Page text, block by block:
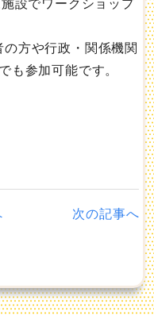
方や行政・関係機関
も参加可能です。
次の記事へ